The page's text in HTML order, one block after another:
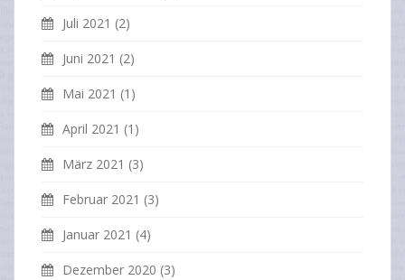
Juli 2021 (2)
Juni 2021 (2)
Mai 2021 (1)
April 2021 (1)
März 2021 (3)
Februar 2021 (3)
Januar 2021 (4)
Dezember 2020 (3)